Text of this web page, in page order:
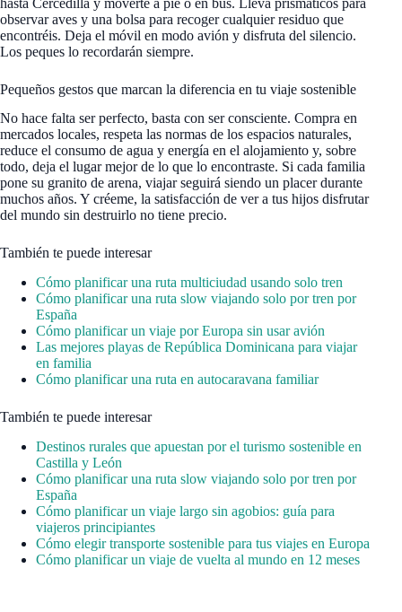
observar aves y una bolsa para recoger cualquier residuo que
encontréis. Deja el móvil en modo avión y disfruta del silencio.
Los peques lo recordarán siempre.
Pequeños gestos que marcan la diferencia en tu viaje sostenible
No hace falta ser perfecto, basta con ser consciente. Compra en
mercados locales, respeta las normas de los espacios naturales,
reduce el consumo de agua y energía en el alojamiento y, sobre
todo, deja el lugar mejor de lo que lo encontraste. Si cada familia
pone su granito de arena, viajar seguirá siendo un placer durante
muchos años. Y créeme, la satisfacción de ver a tus hijos disfrutar
del mundo sin destruirlo no tiene precio.
También te puede interesar
Cómo planificar una ruta multiciudad usando solo tren
Cómo planificar una ruta slow viajando solo por tren por
España
Cómo planificar un viaje por Europa sin usar avión
Las mejores playas de República Dominicana para viajar
en familia
Cómo planificar una ruta en autocaravana familiar
También te puede interesar
Destinos rurales que apuestan por el turismo sostenible en
Castilla y León
Cómo planificar una ruta slow viajando solo por tren por
España
Cómo planificar un viaje largo sin agobios: guía para
viajeros principiantes
Cómo elegir transporte sostenible para tus viajes en Europa
Cómo planificar un viaje de vuelta al mundo en 12 meses